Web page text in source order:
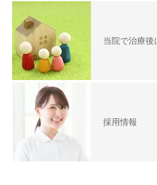
当院で治療後
採用情報